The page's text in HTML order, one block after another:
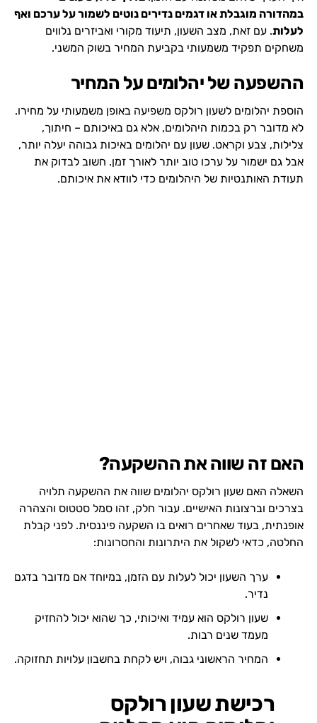
במהדורה מוגבלת או דגמים נדירים נוטים לשמור על ערכם ואף
לעלות. עם זאת, מצב השעון, תיעוד מקורי ואביזרים נלווים
משחקים תפקיד משמעותי בקביעת המחיר בשוק המשני.
ההשפעה של יהלומים על המחיר
הוספת יהלומים לשעון רולקס משפיעה באופן משמעותי על מחירו.
לא מדובר רק בכמות היהלומים, אלא גם באיכותם – חיתוך,
צלילות, צבע וקראט. שעון עם יהלומים באיכות גבוהה יעלה יותר,
אבל גם ישמור על ערכו טוב יותר לאורך זמן. חשוב לבדוק את
תעודת האותנטיות של היהלומים כדי לוודא את איכותם.
האם זה שווה את ההשקעה?
השאלה האם שעון רולקס יהלומים שווה את ההשקעה תלויה
בצרכים וברצונות האישיים. עבור חלק, זהו סמל סטטוס והצהרה
אופנתית, בעוד שאחרים רואים בו השקעה פיננסית. לפני קבלת
החלטה, כדאי לשקול את היתרונות והחסרונות:
ערך השעון יכול לעלות עם הזמן, במיוחד אם מדובר בדגם
נדיר.
שעון רולקס הוא עמיד ואיכותי, כך שהוא יכול להחזיק
מעמד שנים רבות.
המחיר הראשוני גבוה, ויש לקחת בחשבון עלויות תחזוקה.
רכישת שעון רולקס